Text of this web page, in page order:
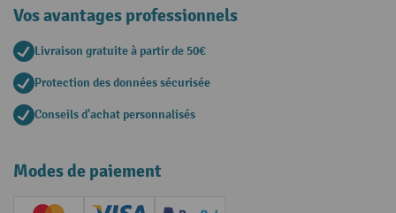
Vos avantages professionnels
Livraison gratuite à partir de 50€
Protection des données sécurisée
Conseils d'achat personnalisés
Modes de paiement